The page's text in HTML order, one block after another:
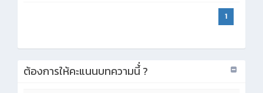
1
ต้องการให้คะแนนบทความนี้่ ?